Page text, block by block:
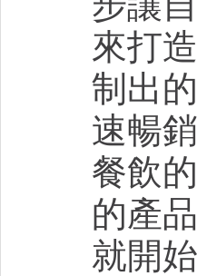
來打
制出
速暢
餐飲
的產
就開